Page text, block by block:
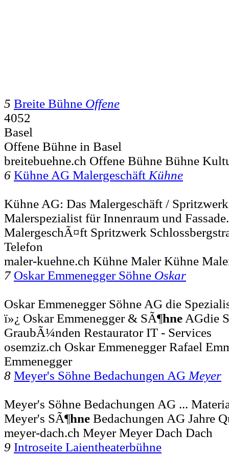
5 Breite Bühne Offene
4052
Basel
Offene Bühne in Basel
breitebuehne.ch Offene Bühne Bühne
6 Kühne AG Malergeschäft Kühne
Kühne AG: Das Malergeschäft /
Malerspezialist für Innenraum und
MalergeschÃ¤ft Spritzwerk
Telefon
maler-kuehne.ch Kühne Maler Kühne
7 Oskar Emmenegger Söhne Oskar
Oskar Emmenegger Söhne AG die
ï»¿ Oskar Emmenegger & SÃ¶hne AGdie
GraubÃ¼nden Restaurator IT - Services
osemziz.ch Oskar Emmenegger Rafael
Emmenegger
8 Meyer's Söhne Bedachungen AG Meyer
Meyer's Söhne Bedachungen AG ...
Meyer's SÃ¶hne Bedachungen AG Jahre
meyer-dach.ch Meyer Meyer Dach Dach
9 Introseite Laientheaterbühne